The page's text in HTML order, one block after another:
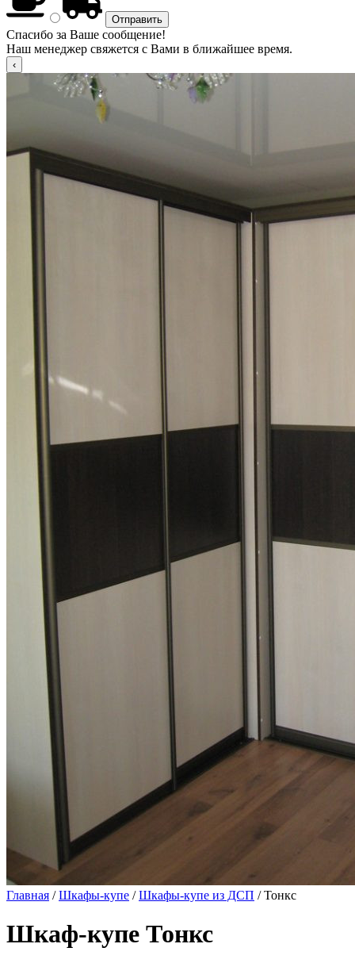
Спасибо за Ваше сообщение!
Наш менеджер свяжется с Вами в ближайшее время.
Главная /Шкафы-купе /Шкафы-купе из ДСП / Тонкс
Шкаф-купе Тонкс